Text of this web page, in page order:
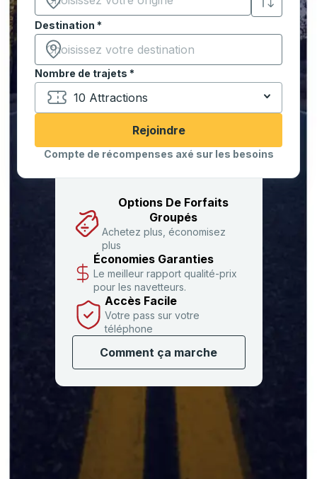
Cliquez pour changer vos sélections d'origine et de destination
Destination *
Commencez à saisir la ville de destination pour
Commencez à saisir la ville de destination pour
Nombre de trajets *
10 Attractions
Compte de récompenses axé sur les besoins
Rejoindre
Options De Forfaits
Groupés
Achetez plus, économisez
plus
Économies Garanties
Le meilleur rapport qualité-prix
pour les navetteurs.
Accès Facile
Votre pass sur votre
téléphone
Comment ça marche